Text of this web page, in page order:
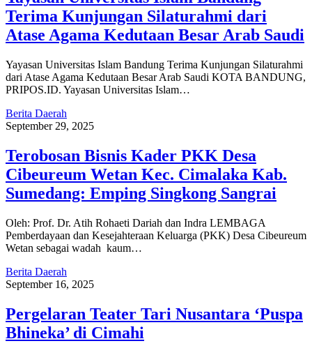
Terima Kunjungan Silaturahmi dari
Atase Agama Kedutaan Besar Arab Saudi
Yayasan Universitas Islam Bandung Terima Kunjungan Silaturahmi
dari Atase Agama Kedutaan Besar Arab Saudi KOTA BANDUNG,
PRIPOS.ID. Yayasan Universitas Islam…
Berita Daerah
September 29, 2025
Terobosan Bisnis Kader PKK Desa
Cibeureum Wetan Kec. Cimalaka Kab.
Sumedang: Emping Singkong Sangrai
Oleh: Prof. Dr. Atih Rohaeti Dariah dan Indra LEMBAGA
Pemberdayaan dan Kesejahteraan Keluarga (PKK) Desa Cibeureum
Wetan sebagai wadah kaum…
Berita Daerah
September 16, 2025
Pergelaran Teater Tari Nusantara ‘Puspa
Bhineka’ di Cimahi